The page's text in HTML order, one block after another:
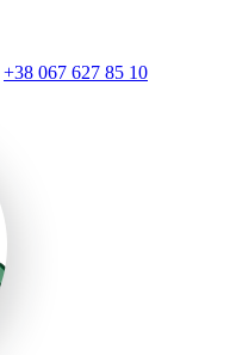
+38 067 627 85 10